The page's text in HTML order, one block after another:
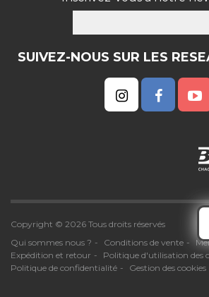
SUIVEZ-NOUS SUR LES
Copyright © 2026 Tous droits réservés
Qui sommes nous ?
Conditions de vente
Expédition et retour
Politique d'utilisation des
Politique de confidentialité
Gestion des cookies